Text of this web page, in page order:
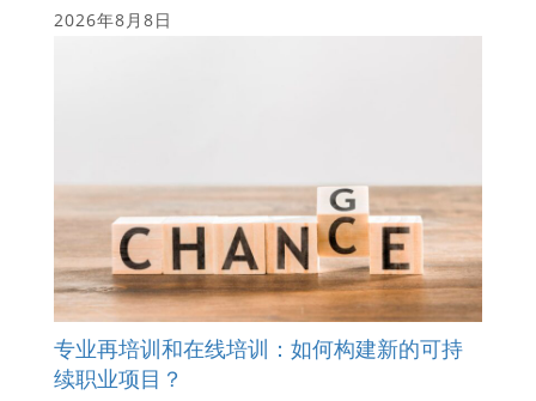
2026年8月8日
专业再培训和在线培训：如何构建新的可持
续职业项目？